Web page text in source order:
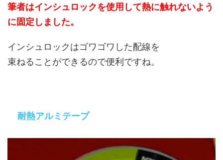
筆者はインシュロックを使用して熱に触れないよう
に固定しました。
インシュロックはゴワゴワした配線を
束ねることができるので便利ですね。
耐熱アルミテープ